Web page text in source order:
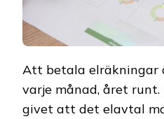
Att betala elräkningar
varje månad, året
givet att det elavtal